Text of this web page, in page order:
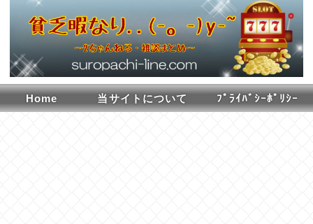
Home 当サイトについて ﾌﾟﾗｲﾊﾞｼｰﾎﾟﾘｼｰ